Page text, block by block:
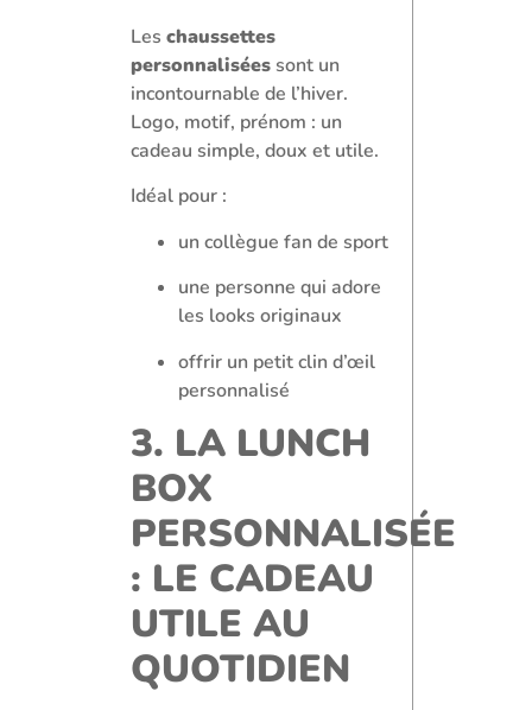
Les chaussettes
personnalisées sont un
incontournable de l’hiver.
Logo, motif, prénom : un
cadeau simple, doux et utile.
Idéal pour :
un collègue fan de sport
une personne qui adore
les looks originaux
offrir un petit clin d’œil
personnalisé
3. LA LUNCH
BOX
PERSONNALISÉE
: LE CADEAU
UTILE AU
QUOTIDIEN